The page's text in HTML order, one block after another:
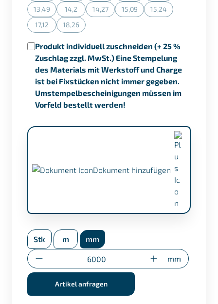
13,49
(Diese Option ist zurzeit nicht verfügbar.)
14,2
(Diese Option ist zurzeit nicht verfügbar.)
14,27
(Diese Option ist zurzeit nicht verfügbar.)
15,09
(Diese Option ist zurzeit nicht
15,24
(Diese Option ist
17,12
(Diese Option ist zurzeit nicht verfügbar.)
18,26
(Diese Option ist zurzeit nicht verfügbar.)
Produkt individuell zuschneiden (+ 25 %
Zuschlag zzgl. MwSt.) Eine Stempelung
des Materials mit Werkstoff und Charge
ist bei Fixstücken nicht immer gegeben.
Umstempelbescheinigungen müssen im
Vorfeld bestellt werden!
Dokument hinzufügen
Umstempelbescheinigung (nur bei
Stk m
mm
Anzahl
mm
Artikel anfragen